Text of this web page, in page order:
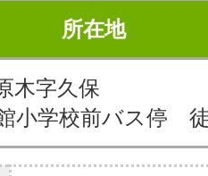
所在地
木字久保
小学校前バス停